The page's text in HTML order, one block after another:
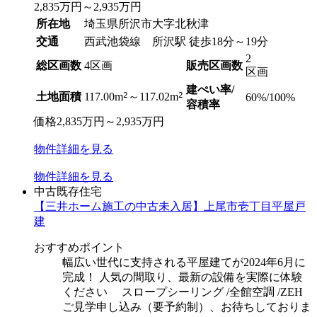
2,835万円 ～2,935万円
所在地
埼玉県所沢市大字北秋津
交通
西武池袋線 所沢駅 徒歩18分～19分
総区画数 4区画 販売区画数
2
区画
土地面積 117.00m2 ～117.02m2 建ぺい率/
容積率
60%/100%
価格2,835万円 ～2,935万円
物件詳細を見る
物件詳細を見る
中古既存住宅
【三井ホーム施工の中古未入居】上尾市壱丁目平屋戸
建
おすすめポイント
幅広い世代に支持される平屋建てが2024年6月に
完成！ 人気の間取り、最新の設備を実際に体験
ください スロープシーリング /全館空調 /ZEH
ご見学申し込み（要予約制）、お待ちしておりま